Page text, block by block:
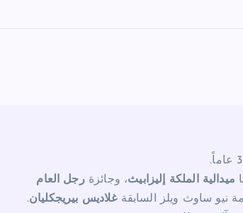
ميدالية الملكة إليزابيث، وجائزةرجل العام
نيو ساوث ويلز السابقةغلاديس بيريجكليان.